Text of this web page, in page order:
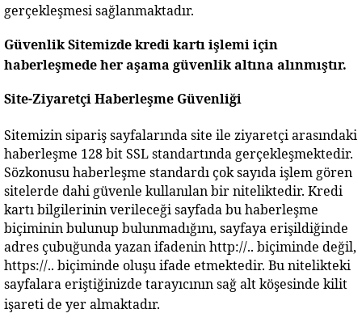
gerçekleşmesi sağlanmaktadır.
GüvenlikSitemizde kredi kartı işlemi için
haberleşmede her aşama güvenlik altına alınmıştır.
Site-Ziyaretçi Haberleşme Güvenliği
Sitemizin sipariş sayfalarında site ile ziyaretçi arasındaki
haberleşme 128 bit SSL standartında gerçekleşmektedir.
Sözkonusu haberleşme standardı çok sayıda işlem gören
sitelerde dahi güvenle kullanılan bir niteliktedir. Kredi
kartı bilgilerinin verileceği sayfada bu haberleşme
biçiminin bulunup bulunmadığını, sayfaya erişildiğinde
adres çubuğunda yazan ifadenin http://.. biçiminde değil,
https://.. biçiminde oluşu ifade etmektedir. Bu nitelikteki
sayfalara eriştiğinizde tarayıcının sağ alt köşesinde kilit
işareti de yer almaktadır.